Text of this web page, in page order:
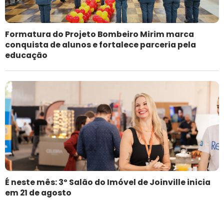
Formatura do Projeto Bombeiro Mirim marca
conquista de alunos e fortalece parceria pela
educação
É neste mês: 3º Salão do Imóvel de Joinville inicia
em 21 de agosto